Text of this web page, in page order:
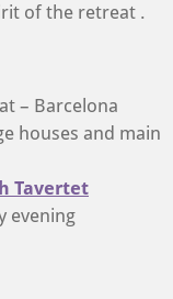
of the retreat .
– Barcelona
houses and main
Tavertet
evening